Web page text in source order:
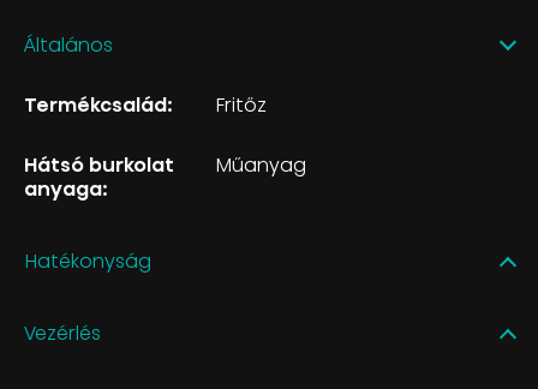
Általános
Termékcsalád: Fritőz
Hátsó burkolat
anyaga:
Műanyag
Hatékonyság
Vezérlés